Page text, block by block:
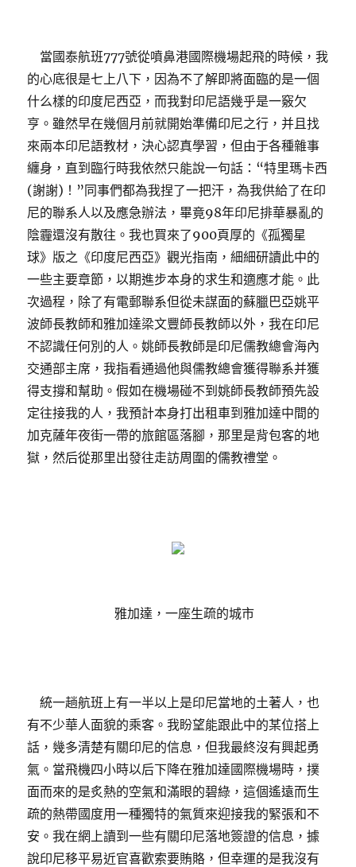
當國泰航班777號從噴鼻港國際機場起飛的時候，我
的心底很是七上八下，因為不了解即將面臨的是一個
什么樣的印度尼西亞，而我對印尼語幾乎是一竅欠
亨。雖然早在幾個月前就開始準備印尼之行，并且找
來兩本印尼語教材，決心認真學習，但由于各種雜事
纏身，直到臨行時我依然只能說一句話：“特里瑪卡西
(謝謝)！”同事們都為我捏了一把汗，為我供給了在印
尼的聯系人以及應急辦法，畢竟98年印尼排華暴亂的
陰霾還沒有散往。我也買來了900頁厚的《孤獨星
球》版之《印度尼西亞》觀光指南，細細研讀此中的
一些主要章節，以期進步本身的求生和適應才能。此
次過程，除了有電郵聯系但從未謀面的蘇臘巴亞姚平
波師長教師和雅加達梁文豐師長教師以外，我在印尼
不認識任何別的人。姚師長教師是印尼儒教總會海內
交通部主席，我指看通過他與儒教總會獲得聯系并獲
得支撐和幫助。假如在機場碰不到姚師長教師預先設
定往接我的人，我預計本身打出租車到雅加達中間的
加克薩年夜街一帶的旅館區落腳，那里是背包客的地
獄，然后從那里出發往走訪周圍的儒教禮堂。
雅加達，一座生疏的城市
統一趟航班上有一半以上是印尼當地的土著人，也
有不少華人面貌的乘客。我盼望能跟此中的某位搭上
話，幾多清楚有關印尼的信息，但我最終沒有興起勇
氣。當飛機四小時以后下降在雅加達國際機場時，撲
面而來的是炙熱的空氣和滿眼的碧綠，這個遙遠而生
疏的熱帶國度用一種獨特的氣質來迎接我的緊張和不
安。我在網上讀到一些有關印尼落地簽證的信息，據
說印尼移平易近官喜歡索要賄賂，但幸運的是我沒有